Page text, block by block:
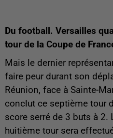
Du football. Versailles
tour de la Coupe de
Mais le dernier
faire peur durant son
Réunion, face à Sainte-
conclut ce septième tour
score serré de 3 buts à 2.
huitième tour sera